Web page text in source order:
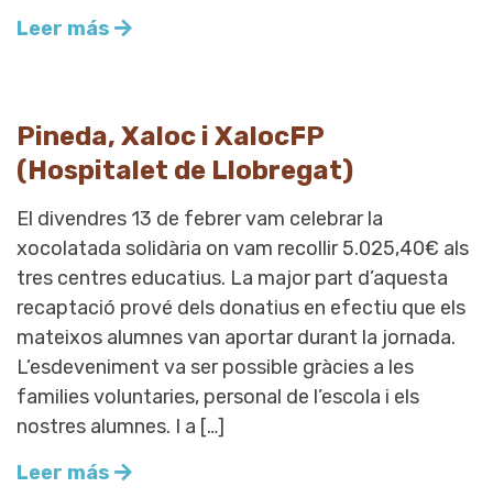
Leer más
Pineda, Xaloc i XalocFP
(Hospitalet de Llobregat)
El divendres 13 de febrer vam celebrar la
xocolatada solidària on vam recollir 5.025,40€ als
tres centres educatius. La major part d’aquesta
recaptació prové dels donatius en efectiu que els
mateixos alumnes van aportar durant la jornada.
L’esdeveniment va ser possible gràcies a les
families voluntaries, personal de l’escola i els
nostres alumnes. I a […]
Leer más